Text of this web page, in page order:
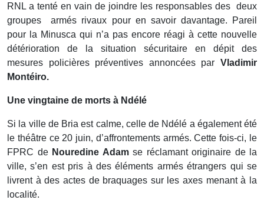
RNL a tenté en vain de joindre les responsables des deux
groupes armés rivaux pour en savoir davantage. Pareil
pour la Minusca qui n’a pas encore réagi à cette nouvelle
détérioration de la situation sécuritaire en dépit des
mesures policières préventives annoncées par Vladimir
Montéiro.
Une vingtaine de morts à Ndélé
Si la ville de Bria est calme, celle de Ndélé a également été
le théâtre ce 20 juin, d’affrontements armés. Cette fois-ci, le
FPRC de Nouredine Adamse réclamant originaire de la
ville, s’en est pris à des éléments armés étrangers qui se
livrent à des actes de braquages sur les axes menant à la
localité.